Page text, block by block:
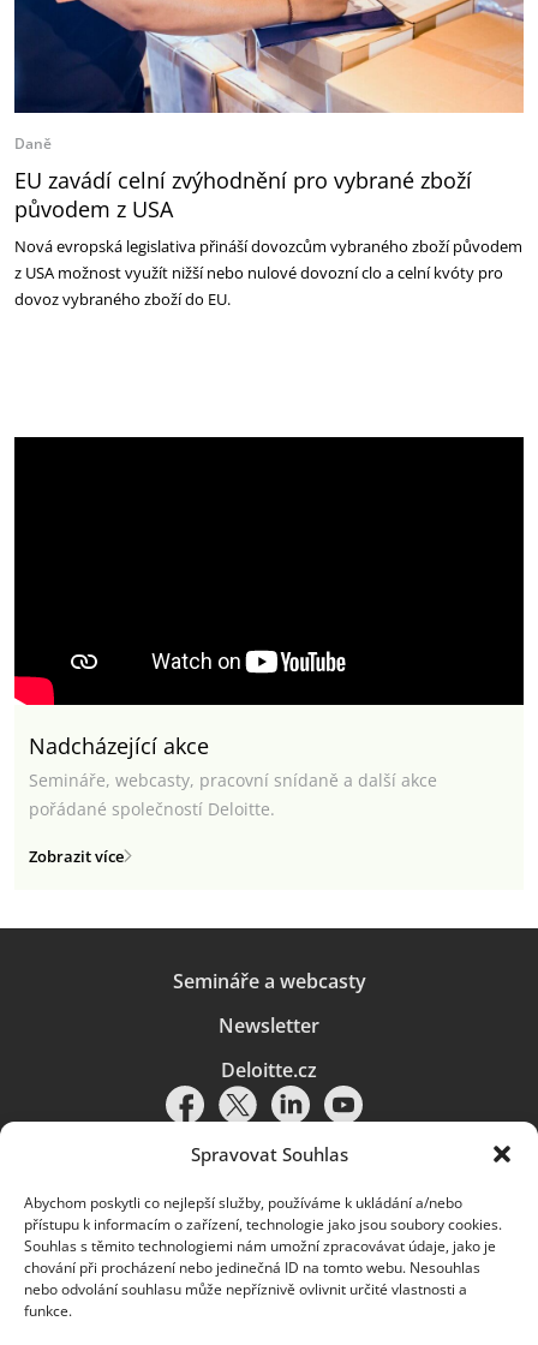
Spravovat Souhlas
Abychom poskytli co nejlepší služby, používáme k ukládání a/nebo
přístupu k informacím o zařízení, technologie jako jsou soubory cookies.
Souhlas s těmito technologiemi nám umožní zpracovávat údaje, jako je
chování při procházení nebo jedinečná ID na tomto webu. Nesouhlas
nebo odvolání souhlasu může nepříznivě ovlivnit určité vlastnosti a
funkce.
Daně
EU zavádí celní zvýhodnění pro vybrané zboží
původem z USA
Nová evropská legislativa přináší dovozcům vybraného zboží původem
z USA možnost využít nižší nebo nulové dovozní clo a celní kvóty pro
dovoz vybraného zboží do EU.
Nadcházející akce
Semináře, webcasty, pracovní snídaně a další akce
pořádané společností Deloitte.
Zobrazit více
Semináře a webcasty
Newsletter
Deloitte.cz
Pravidla používání|Ochrana osobních údajů|Soubory cookies |
Deloitte.cz
© 2026. Více informací najdete vPravidlech používání.
Deloitte označuje jednu či více společností globální sítě členských